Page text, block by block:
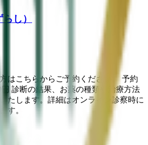
し）
はこちらからご予約ください。 予約
診断の結果、お薬の種類や治療方法
たします。詳細はオンライン診察時に
す。